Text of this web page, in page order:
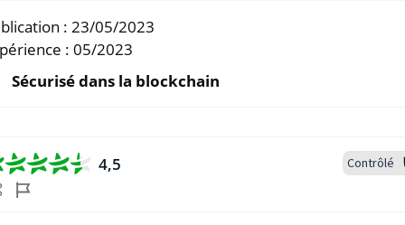
: 23/05/2023
: 05/2023
Sécurisé dans la blockchain
4,5 Contrôlé